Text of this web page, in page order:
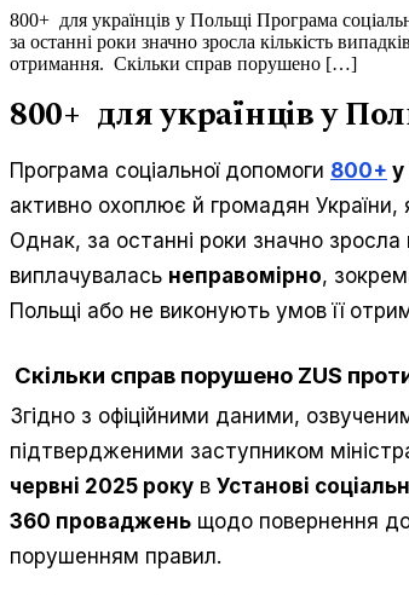
800+ для українців у Польщі Програма
за останні роки значно зросла кількість
отримання. Скільки справ порушено […]
800+ для українців у
Програма соціальної допомоги 800+ у
активно охоплює й громадян України,
Однак, за останні роки значно зросла
виплачувалась неправомірно,
Польщі або не виконують умов її
Скільки справ порушено ZUS
Згідно з офіційними даними,
підтвердженими заступником
червні 2025 року в Установі
360 проваджень щодо повернення
порушенням правил.